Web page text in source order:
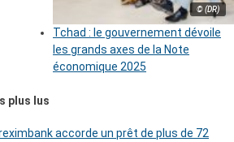
© (DR)
Tchad : le gouvernement dévoile
les grands axes de la Note
économique 2025
plus lus
accorde un prêt de plus de 72